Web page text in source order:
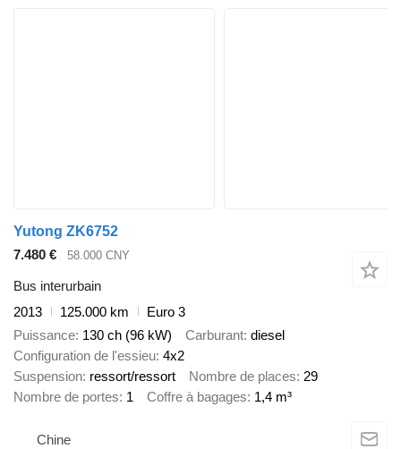
Yutong ZK6752
7.480 €
58.000 CNY
Bus interurbain
2013
125.000 km
Euro 3
Puissance 130 ch (96 kW) Carburant diesel
Configuration de l'essieu 4x2
Suspension ressort/ressort Nombre de places 29
Nombre de portes 1 Coffre à bagages 1,4 m³
Chine